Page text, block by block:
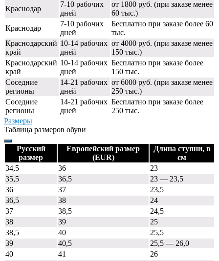
Краснодар
7-10 рабочих
дней
от 1800 руб. (при заказе менее
60 тыс.)
Краснодар
7-10 рабочих
дней
Бесплатно при заказе более 60
тыс.
Краснодарский
край
10-14 рабочих
дней
от 4000 руб. (при заказе менее
150 тыс.)
Краснодарский
край
10-14 рабочих
дней
Бесплатно при заказе более
150 тыс.
Соседние
регионы
14-21 рабочих
дней
от 6000 руб. (при заказе менее
250 тыс.)
Соседние
регионы
14-21 рабочих
дней
Бесплатно при заказе более
250 тыс.
Размеры
Таблица размеров обуви
Русский
размер
Европейский размер
(EUR)
Длина ступни, в
см
34,5
36
23
35,5
36,5
23 — 23,5
36
37
23,5
36,5
38
24
37
38,5
24,5
38
39
25
38,5
40
25,5
39
40,5
25,5 — 26,0
40
41
26